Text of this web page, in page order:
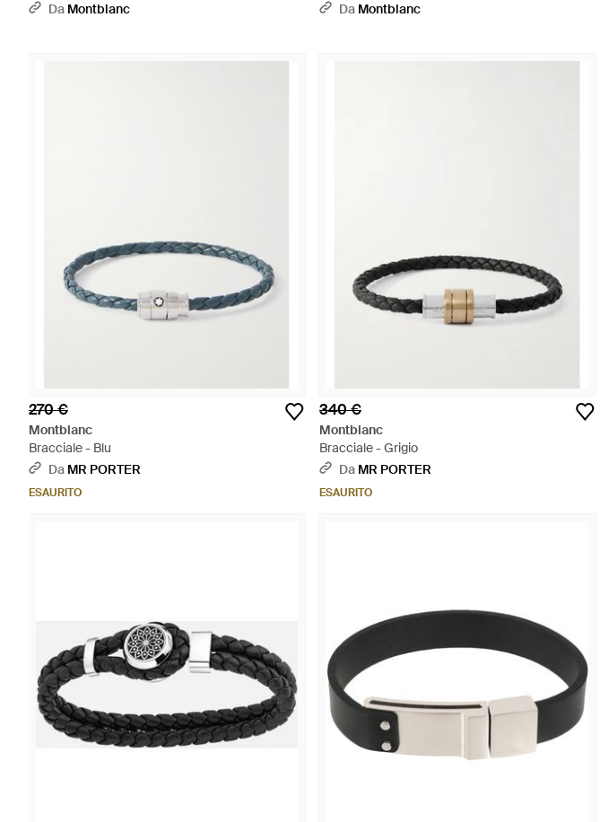
Da Montblanc
Da Montblanc
270 €
Montblanc
Bracciale - Blu
Da MR PORTER
ESAURITO
340 €
Montblanc
Bracciale - Grigio
Da MR PORTER
ESAURITO